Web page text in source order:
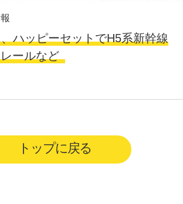
ハッピーセットでH5系新幹線
ールなど
トップに戻る